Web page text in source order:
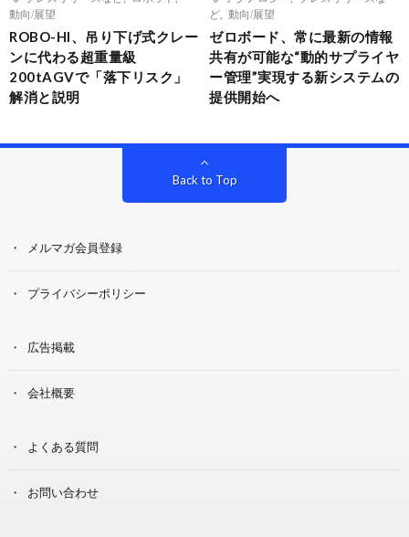
動向/展望
ROBO-HI、吊り下げ式クレー
ンに代わる超重量級
200tAGVで「落下リスク」
解消と説明
ど
動向/展望
ゼロボード、常に最新の情報
共有が可能な“動的サプライヤ
ー管理”実現する新システムの
提供開始へ
Back to Top
メルマガ会員登録
プライバシーポリシー
広告掲載
会社概要
よくある質問
お問い合わせ